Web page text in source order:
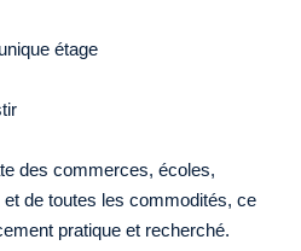
étage
des commerces, écoles,
de toutes les commodités, ce
pratique et recherché.